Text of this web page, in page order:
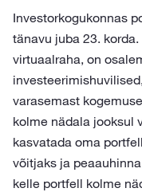
Investorkogukonnas
tänavu juba 23.
virtuaalraha, on
varasemast
kolme nädala jooksul
kasvatada oma
võitjaks ja
kelle portfell kolme